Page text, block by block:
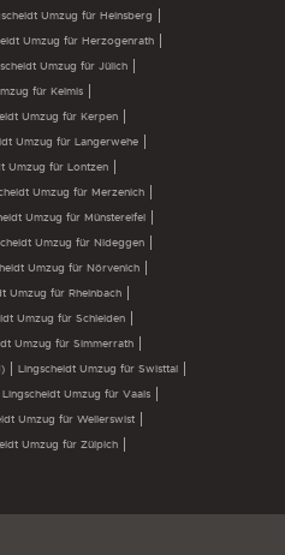
Umzug für Heinsberg
Umzug für Herzogenrath
Umzug für Jülich
für Kelmis
Umzug für Kerpen
Umzug für Langerwehe
Umzug für Lontzen
Umzug für Merzenich
Umzug für Münstereifel
Umzug für Nideggen
Umzug für Nörvenich
Umzug für Rheinbach
Umzug für Schleiden
Umzug für Simmerrath
Lingscheidt Umzug für Swisttal
Lingscheidt Umzug für Vaals
Umzug für Weilerswist
Umzug für Zülpich